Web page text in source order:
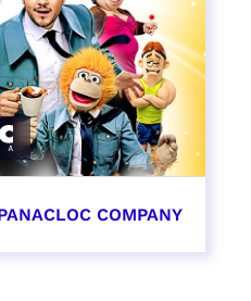
COMPANY